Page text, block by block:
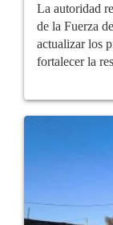
La autoridad
de la Fuerza
actualizar los
fortalecer la